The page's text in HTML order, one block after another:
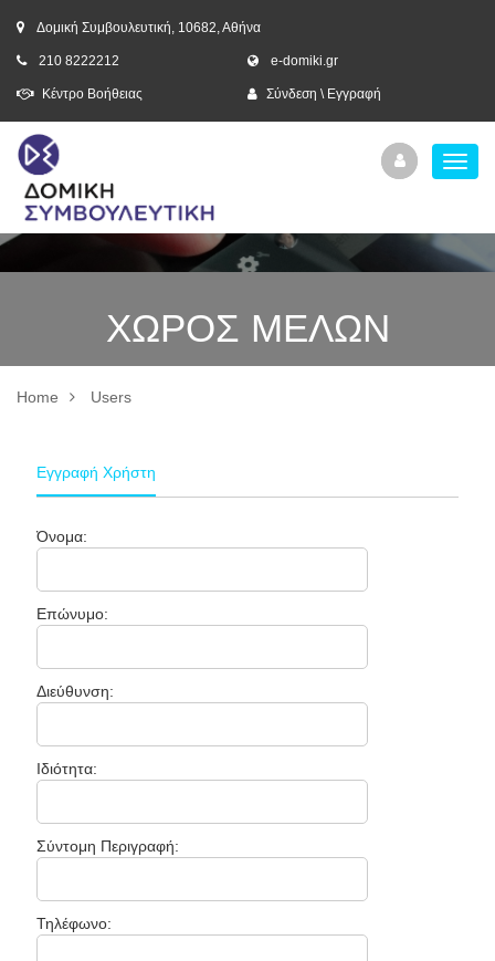
Δομική Συμβουλευτική, 10682, Αθήνα
210 8222212 e-domiki.gr
Κέντρο Βοήθειας Σύνδεση \ Εγγραφή
ΧΩΡΟΣ ΜΕΛΩΝ
Home Users
Εγγραφή Χρήστη
Όνομα:
Επώνυμο:
Διεύθυνση:
Ιδιότητα:
Σύντομη Περιγραφή:
Τηλέφωνο: